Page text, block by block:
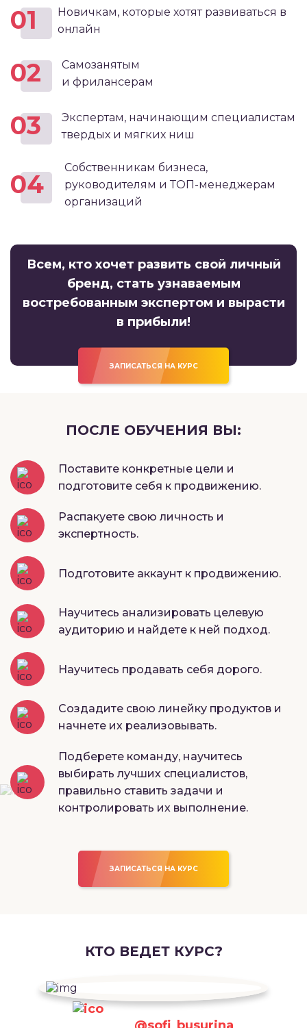
01
Новичкам, которые хотят развиваться в
онлайн
02
Самозанятым
и фрилансерам
03
Экспертам, начинающим специалистам
твердых и мягких ниш
04
Собственникам бизнеса,
руководителям и ТОП-менеджерам
организаций
Всем, кто хочет развить свой личный
бренд, стать узнаваемым
востребованным экспертом и вырасти
в прибыли!
ЗАПИСАТЬСЯ НА КУРС
ПОСЛЕ ОБУЧЕНИЯ ВЫ:
Поставите конкретные цели и
подготовите себя к продвижению.
Распакуете свою личность и
экспертность.
Подготовите аккаунт к продвижению.
Научитесь анализировать целевую
аудиторию и найдете к ней подход.
Научитесь продавать себя дорого.
Создадите свою линейку продуктов и
начнете их реализовывать.
Подберете команду, научитесь
выбирать лучших специалистов,
правильно ставить задачи и
контролировать их выполнение.
ЗАПИСАТЬСЯ НА КУРС
КТО ВЕДЕТ КУРС?